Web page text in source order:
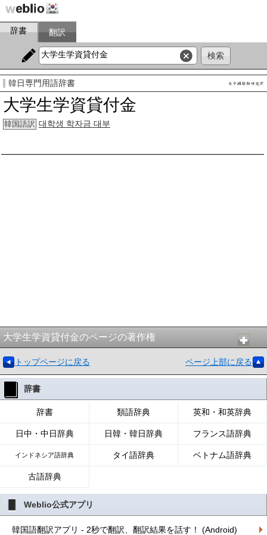
辞書 翻訳
韓日専門用語辞書
大学生学資貸付金
韓国語訳 대학생 학자금 대부
大学生学資貸付金のページの著作権
トップページに戻る ページ上部に戻る
辞書
辞書 類語辞典 英和・和英辞典
日中・中日辞典 日韓・韓日辞典 フランス語辞典
インドネシア語辞典 タイ語辞典 ベトナム語辞典
古語辞典
Weblio公式アプリ
韓国語翻訳アプリ - 2秒で翻訳、翻訳結果を話す！ (Android)